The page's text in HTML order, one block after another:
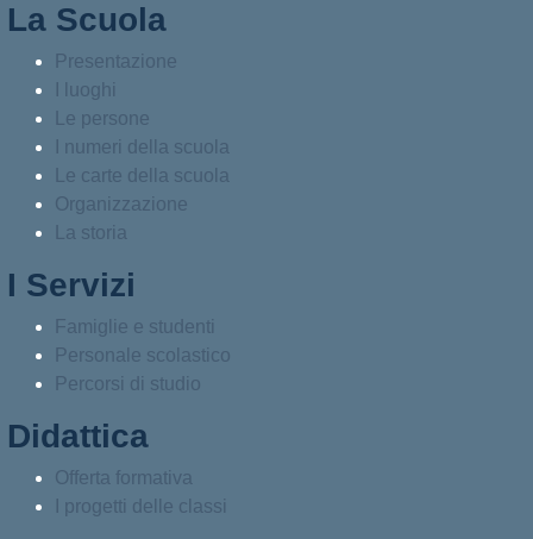
La Scuola
Presentazione
I luoghi
Le persone
I numeri della scuola
Le carte della scuola
Organizzazione
La storia
I Servizi
Famiglie e studenti
Personale scolastico
Percorsi di studio
Didattica
Offerta formativa
I progetti delle classi